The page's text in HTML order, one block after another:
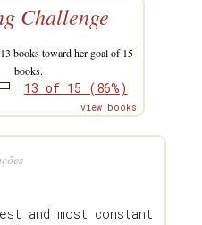
Challenge
books toward her goal of 15
books.
13 of 15 (86%)
view books
and most constant